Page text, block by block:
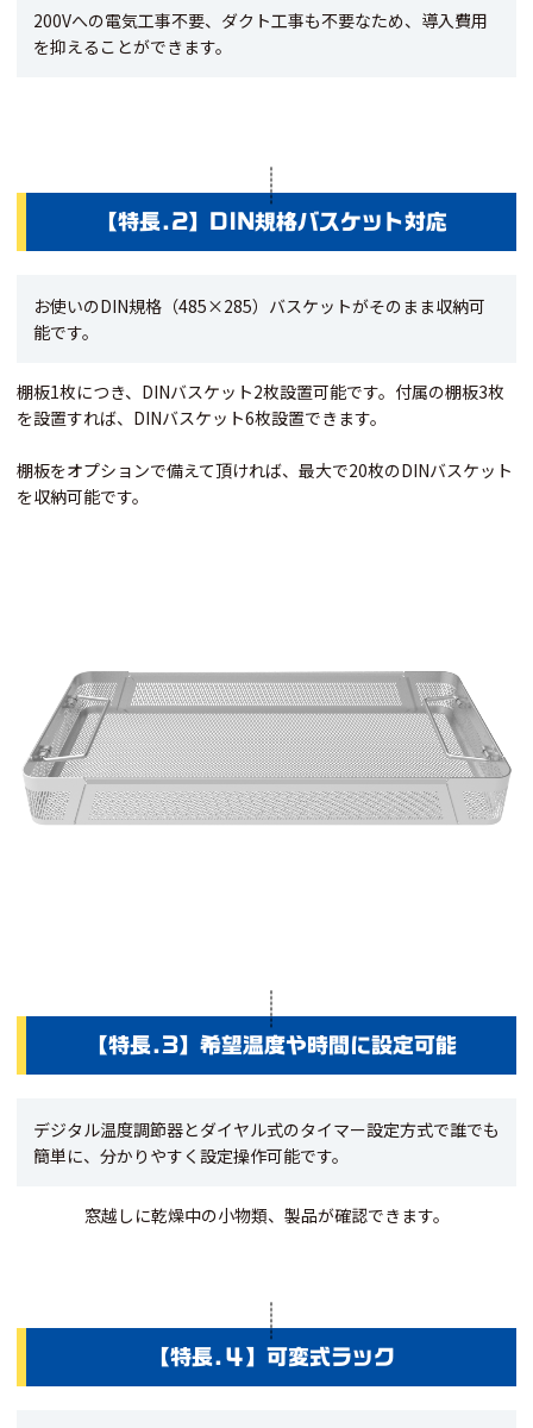
200Vへの電気工事不要、ダクト工事も不要なため、導入費用
を抑えることができます。
【特長.2】DIN規格バスケット対応
お使いのDIN規格（485×285）バスケットがそのまま収納可
能です。
棚板1枚につき、DINバスケット2枚設置可能です。付属の棚板3枚
を設置すれば、DINバスケット6枚設置できます。
棚板をオプションで備えて頂ければ、最大で20枚のDINバスケット
を収納可能です。
【特長.3】希望温度や時間に設定可能
デジタル温度調節器とダイヤル式のタイマー設定方式で誰でも
簡単に、分かりやすく設定操作可能です。
窓越しに乾燥中の小物類、製品が確認できます。
【特長.４】可変式ラック